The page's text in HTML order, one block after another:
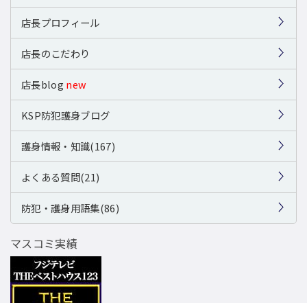
店長プロフィール
店長のこだわり
店長blog new
KSP防犯護身ブログ
護身情報・知識(167)
よくある質問(21)
防犯・護身用語集(86)
マスコミ実績